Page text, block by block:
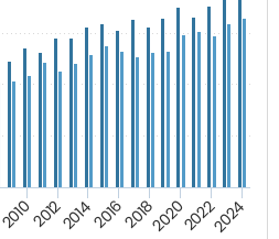
20102012201420162018202020222024